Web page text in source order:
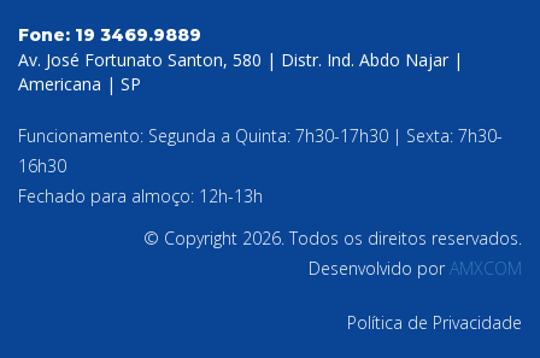
Fone: 19 3469.9889
Av. José Fortunato Santon, 580 | Distr. Ind. Abdo Najar |
Americana | SP
Funcionamento: Segunda a Quinta: 7h30-17h30 | Sexta: 7h30-
16h30
Fechado para almoço: 12h-13h
© Copyright 2026. Todos os direitos reservados.
Desenvolvido porAMXCOM
Política de Privacidade